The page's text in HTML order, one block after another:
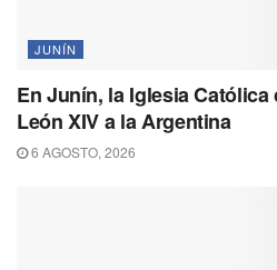
JUNÍN
En Junín, la Iglesia
León XIV a la Argentina
6 AGOSTO, 2026